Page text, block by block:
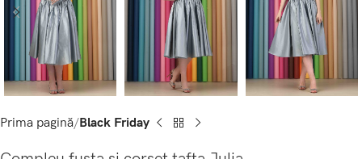
Prima pagină Black Friday